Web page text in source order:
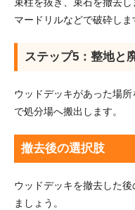
マードリルなどで破砕しま
ステップ5：整地と
ウッドデッキがあった場
で処分場へ搬出します。
撤去後の選択肢
ウッドデッキを撤去した
ましょう。